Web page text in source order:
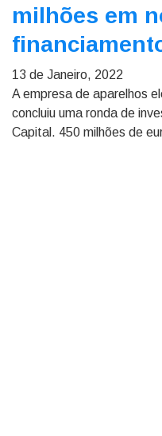
milhões em
13 de Janeiro, 2022
A empresa de aparelhos
concluiu uma ronda de
Capital. 450 milhões de